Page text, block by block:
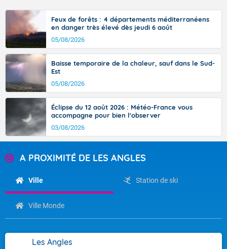
Feux de forêts : 4 départements méditerranéens
en danger très élevé dès jeudi 6 août
05/08/2026
Baisse temporaire de la chaleur, sauf dans le Sud-
Est
05/08/2026
Éclipse du 12 août 2026 : Météo-France vous
accompagne pour bien l'observer
03/08/2026
A PROXIMITÉ DE LES ANGLES
Ville Station de ski
Ville Monde
Les Angles